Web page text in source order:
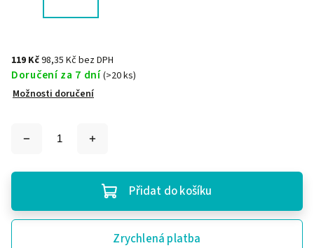
119 Kč98,35 Kč bez DPH
Doručení za 7 dní(>20 ks)
Možnosti doručení
Přidat do košíku
Zrychlená platba